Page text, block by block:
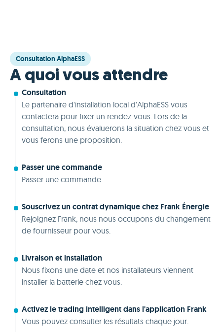
Consultation AlphaESS
A quoi vous attendre
Consultation
Le partenaire d'installation local d'AlphaESS vous
contactera pour fixer un rendez-vous. Lors de la
consultation, nous évaluerons la situation chez vous et
vous ferons une proposition.
Passer une commande
Passer une commande
Souscrivez un contrat dynamique chez Frank Énergie
Rejoignez Frank, nous nous occupons du changement
de fournisseur pour vous.
Livraison et installation
Nous fixons une date et nos installateurs viennent
installer la batterie chez vous.
Activez le trading intelligent dans l'application Frank
Vous pouvez consulter les résultats chaque jour.